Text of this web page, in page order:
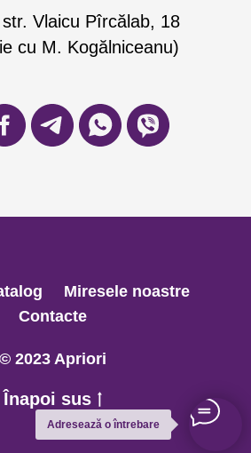
Vlaicu Pîrcălab, 18
cu M. Kogălniceanu)
Miresele noastre
Contacte
© 2023 Apriori
Înapoi sus
Adresează o întrebare